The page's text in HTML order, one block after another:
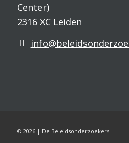
Center)
2316 XC Leiden
© 2026 | De Beleidsonderzoekers